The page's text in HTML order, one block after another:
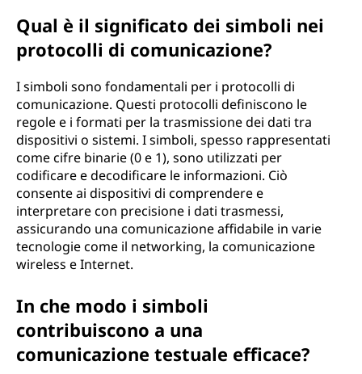
Qual è il significato dei simboli nei
protocolli di comunicazione?
I simboli sono fondamentali per i protocolli di
comunicazione. Questi protocolli definiscono le
regole e i formati per la trasmissione dei dati tra
dispositivi o sistemi. I simboli, spesso rappresentati
come cifre binarie (0 e 1), sono utilizzati per
codificare e decodificare le informazioni. Ciò
consente ai dispositivi di comprendere e
interpretare con precisione i dati trasmessi,
assicurando una comunicazione affidabile in varie
tecnologie come il networking, la comunicazione
wireless e Internet.
In che modo i simboli
contribuiscono a una
comunicazione testuale efficace?